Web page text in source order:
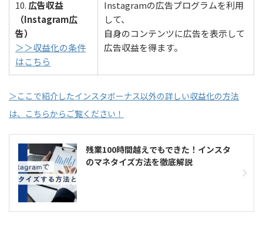
10. 広告収益
（Instagram広
告）
＞＞収益化の条件
はこちら
Instagramの広告プログラムを利用
して、
自身のコンテンツに広告を表示して
広告収益を得ます。
＞ここで紹介したインスタボーナス以外の詳しい収益化の方法
は、こちらからご覧ください！
残業100時間越えでもできた！インスタ
のマネタイズ方法を徹底解説